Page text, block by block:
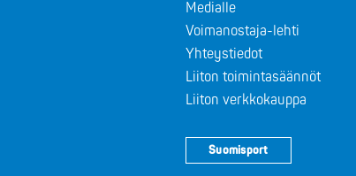
Medialle
Voimanostaja-lehti
Yhteystiedot
Liiton toimintasäännöt
Liiton verkkokauppa
Suomisport